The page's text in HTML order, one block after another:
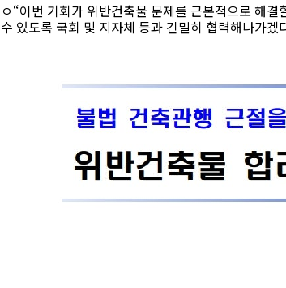
ㅇ“이번 기회가 위반건축물 문제를 근본적으로 해
수 있도록 국회 및 지자체 등과 긴밀히 협력해나가겠